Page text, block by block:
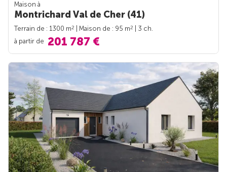
Maison à
Montrichard Val de Cher (41)
Terrain de : 1300 m2 | Maison de : 95 m2
| 3 ch.
à partir de 201 787 €